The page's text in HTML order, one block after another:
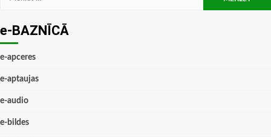
e-BAZNĪCĀ
e-apceres
e-aptaujas
e-audio
e-bildes